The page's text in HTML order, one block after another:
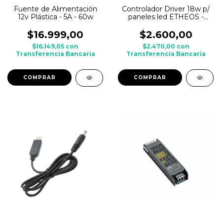
Fuente de Alimentación
12v Plástica - 5A - 60w
$16.999,00
$16.149,05 con
Transferencia Bancaria
Controlador Driver 18w p/
paneles led ETHEOS -
$2.600,00
$2.470,00 con
Transferencia Bancaria